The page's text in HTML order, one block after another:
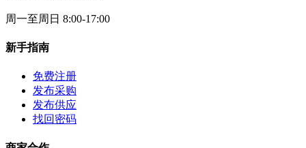
周一至周日 8:00-17:00
新手指南
免费注册
发布采购
发布供应
找回密码